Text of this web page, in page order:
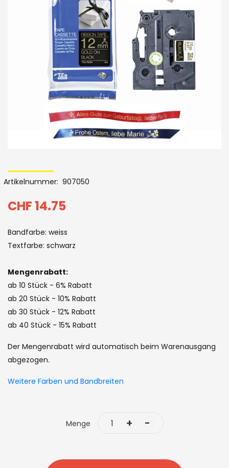
Bildergalerie
to
the
beginning
of
the
gallery
CHF 14.75
Artikelnummer 907050
Bandfarbe: weiss
Textfarbe: schwarz
Mengenrabatt:
ab 10 Stück - 6% Rabatt
ab 20 Stück - 10% Rabatt
ab 30 Stück - 12% Rabatt
ab 40 Stück - 15% Rabatt
Der Mengenrabatt wird automatisch beim Warenausgang
abgezogen.
Weitere Farben und Bandbreiten
Menge -
+